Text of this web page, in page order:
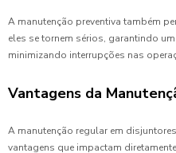
A manutenção preventiva também
eles se tornem sérios, garantindo um
minimizando interrupções nas
Vantagens da
A manutenção regular em
vantagens que impactam